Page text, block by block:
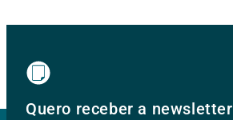
Quero receber a newsletter